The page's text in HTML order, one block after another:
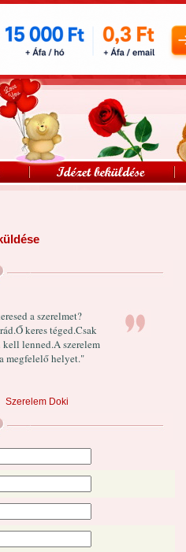
a szerelmet?
keres téged.Csak
lenned.A szerelem
megfelelő helyet."
Szerelem Doki